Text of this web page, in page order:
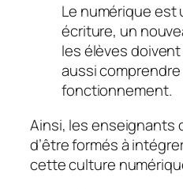
Le numérique est
écriture, un
les élèves
aussi
fonctionnement.
Ainsi, les enseignants
d’être formés à
cette culture